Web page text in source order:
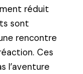
réduit
sont
rencontre
Ces
l’aventure